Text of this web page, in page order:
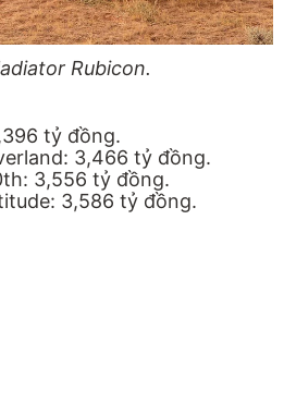
Rubicon.
tỷ đồng.
3,466 tỷ đồng.
3,556 tỷ đồng.
3,586 tỷ đồng.